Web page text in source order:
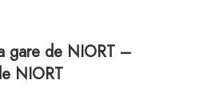
gare de NIORT –
NIORT